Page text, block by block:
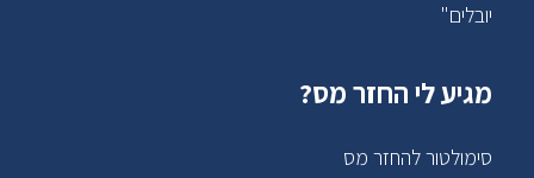
יובלים"
מגיע לי החזר מס?
סימולטור להחזר מס